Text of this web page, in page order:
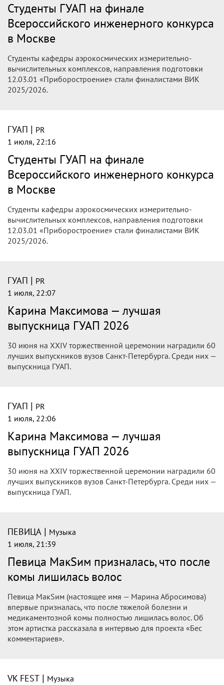
Студенты ГУАП на финале
Всероссийского инженерного конкурса
в Москве
Студенты кафедры аэрокосмических измерительно-
вычислительных комплексов, направления подготовки
12.03.01 «Приборостроение» стали финалистами ВИК
2025/2026.
ГУАП | PR
1 июля, 22:16
Студенты ГУАП на финале
Всероссийского инженерного конкурса
в Москве
Студенты кафедры аэрокосмических измерительно-
вычислительных комплексов, направления подготовки
12.03.01 «Приборостроение» стали финалистами ВИК
2025/2026.
ГУАП | PR
1 июля, 22:07
Карина Максимова — лучшая
выпускница ГУАП 2026
30 июня на XXIV торжественной церемонии наградили 60
лучших выпускников вузов Санкт-Петербурга. Среди них —
выпускница ГУАП.
ГУАП | PR
1 июля, 22:06
Карина Максимова — лучшая
выпускница ГУАП 2026
30 июня на XXIV торжественной церемонии наградили 60
лучших выпускников вузов Санкт-Петербурга. Среди них —
выпускница ГУАП.
ПЕВИЦА | Музыка
1 июля, 21:39
Певица МакSим призналась, что после
комы лишилась волос
Певица МакSим (настоящее имя — Марина Абросимова)
впервые призналась, что после тяжелой болезни и
медикаментозной комы полностью лишилась волос. Об
этом артистка рассказала в интервью для проекта «Бес
комментариев».
VK FEST | Музыка